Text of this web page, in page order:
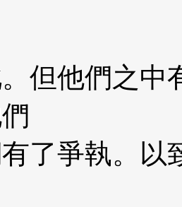
但他們之中
了爭執。以